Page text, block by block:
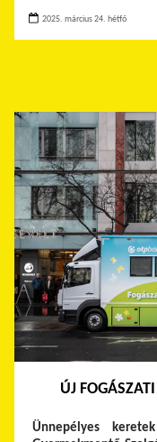
2025. március 24. hétfő
ÚJ
Ünnepélyes